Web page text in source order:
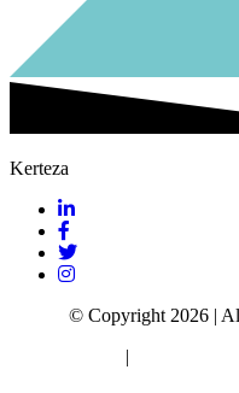
Kerteza
© Copyright 2026 |
|